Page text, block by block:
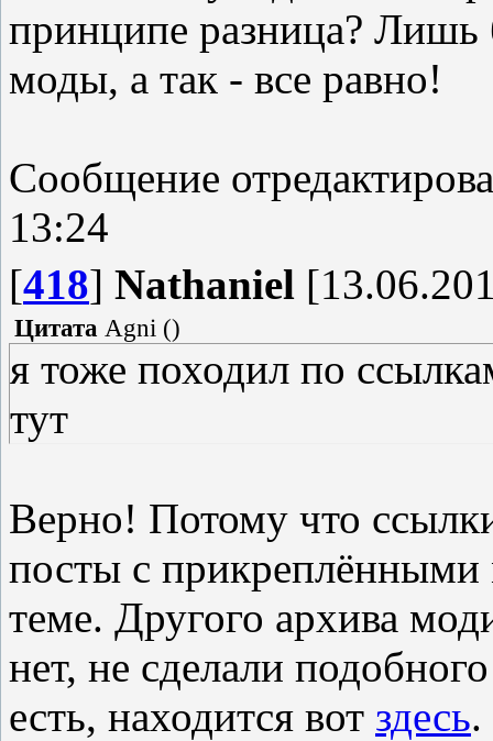
принципе разница?
моды, а так - все равно!
Сообщение
13:24
[418] Nathaniel
Цитата Agni ()
я тоже походил по
тут
Верно! Потому что
посты с
теме. Другого архива
нет, не сделали
есть, находится вот здесь.